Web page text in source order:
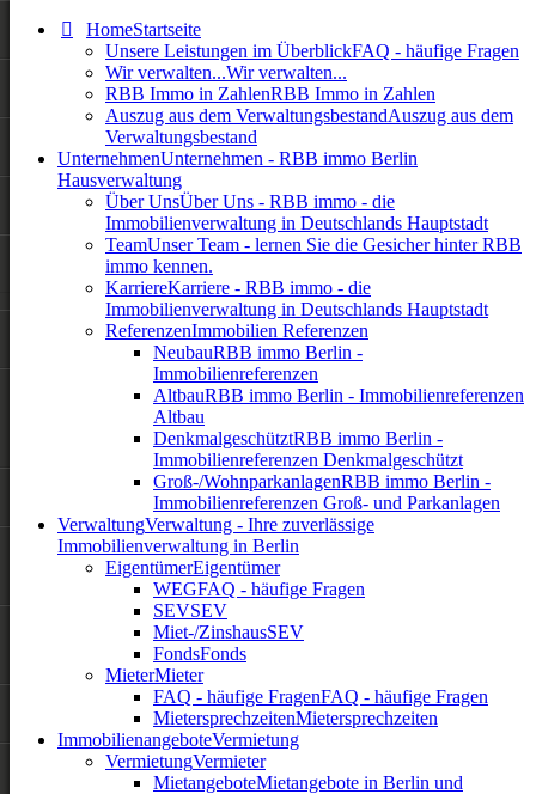
HomeStartseite
Unsere Leistungen im ÜberblickFAQ - häufige Fragen
Wir verwalten...Wir verwalten...
RBB Immo in ZahlenRBB Immo in Zahlen
Auszug aus dem VerwaltungsbestandAuszug aus dem
Verwaltungsbestand
UnternehmenUnternehmen - RBB immo Berlin
Hausverwaltung
Über UnsÜber Uns - RBB immo - die
Immobilienverwaltung in Deutschlands Hauptstadt
TeamUnser Team - lernen Sie die Gesicher hinter RBB
immo kennen.
KarriereKarriere - RBB immo - die
Immobilienverwaltung in Deutschlands Hauptstadt
ReferenzenImmobilien Referenzen
NeubauRBB immo Berlin -
Immobilienreferenzen
AltbauRBB immo Berlin - Immobilienreferenzen
Altbau
DenkmalgeschütztRBB immo Berlin -
Immobilienreferenzen Denkmalgeschützt
Groß-/WohnparkanlagenRBB immo Berlin -
Immobilienreferenzen Groß- und Parkanlagen
VerwaltungVerwaltung - Ihre zuverlässige
Immobilienverwaltung in Berlin
EigentümerEigentümer
WEGFAQ - häufige Fragen
SEVSEV
Miet-/ZinshausSEV
FondsFonds
MieterMieter
FAQ - häufige FragenFAQ - häufige Fragen
MietersprechzeitenMietersprechzeiten
ImmobilienangeboteVermietung
VermietungVermieter
MietangeboteMietangebote in Berlin und